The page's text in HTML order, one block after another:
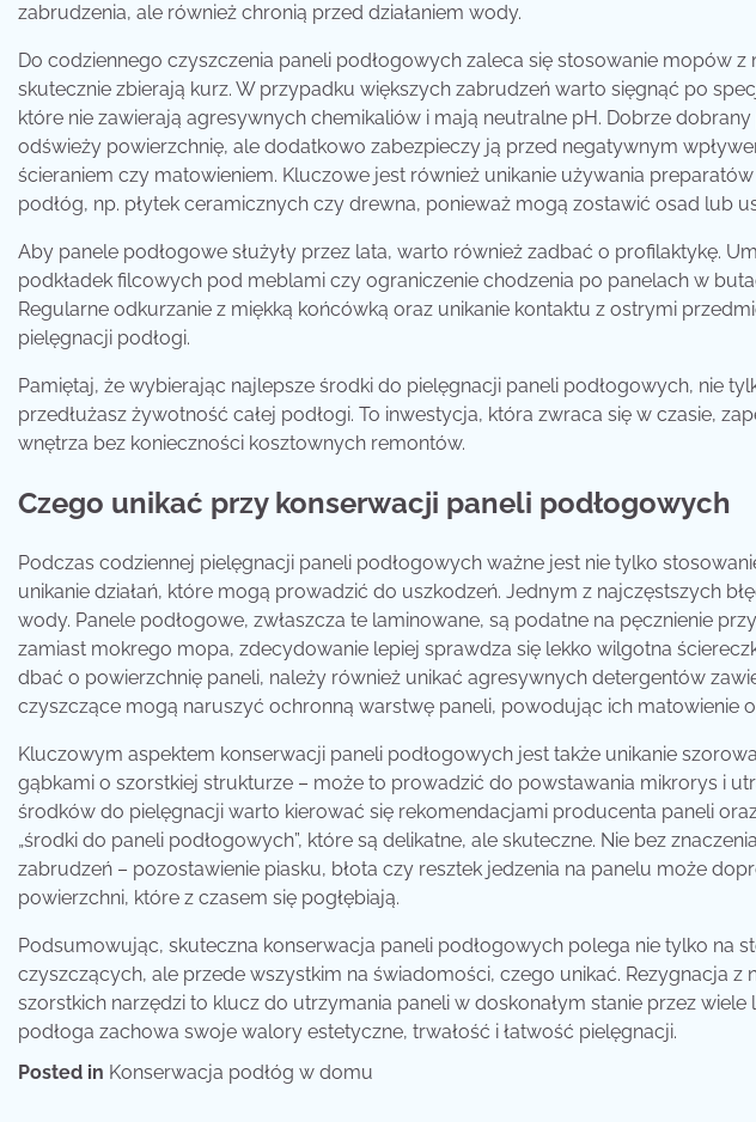
zabrudzenia, ale również chronią przed działaniem wody.
Do codziennego czyszczenia paneli podłogowych zaleca się stosowanie mopów
skutecznie zbierają kurz. W przypadku większych zabrudzeń warto sięgnąć po
które nie zawierają agresywnych chemikaliów i mają neutralne pH. Dobrze
odświeży powierzchnię, ale dodatkowo zabezpieczy ją przed negatywnym
ścieraniem czy matowieniem. Kluczowe jest również unikanie używania
podłóg, np. płytek ceramicznych czy drewna, ponieważ mogą zostawić osad lub
Aby panele podłogowe służyły przez lata, warto również zadbać o profilaktykę.
podkładek filcowych pod meblami czy ograniczenie chodzenia po panelach w
Regularne odkurzanie z miękką końcówką oraz unikanie kontaktu z ostrymi
pielęgnacji podłogi.
Pamiętaj, że wybierając najlepsze środki do pielęgnacji paneli podłogowych, nie
przedłużasz żywotność całej podłogi. To inwestycja, która zwraca się w czasie,
wnętrza bez konieczności kosztownych remontów.
Czego unikać przy konserwacji paneli podłogowych
Podczas codziennej pielęgnacji paneli podłogowych ważne jest nie tylko
unikanie działań, które mogą prowadzić do uszkodzeń. Jednym z najczęstszych
wody. Panele podłogowe, zwłaszcza te laminowane, są podatne na pęcznienie
zamiast mokrego mopa, zdecydowanie lepiej sprawdza się lekko wilgotna
dbać o powierzchnię paneli, należy również unikać agresywnych detergentów
czyszczące mogą naruszyć ochronną warstwę paneli, powodując ich matowienie
Kluczowym aspektem konserwacji paneli podłogowych jest także unikanie
gąbkami o szorstkiej strukturze – może to prowadzić do powstawania mikrorys i
środków do pielęgnacji warto kierować się rekomendacjami producenta paneli
„środki do paneli podłogowych”, które są delikatne, ale skuteczne. Nie bez
zabrudzeń – pozostawienie piasku, błota czy resztek jedzenia na panelu może
powierzchni, które z czasem się pogłębiają.
Podsumowując, skuteczna konserwacja paneli podłogowych polega nie tylko na
czyszczących, ale przede wszystkim na świadomości, czego unikać. Rezygnacja
szorstkich narzędzi to klucz do utrzymania paneli w doskonałym stanie przez
podłoga zachowa swoje walory estetyczne, trwałość i łatwość pielęgnacji.
Posted in Konserwacja podłóg w domu